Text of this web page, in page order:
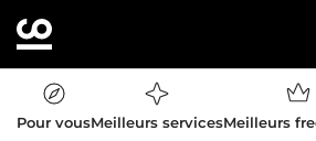
Pour vousMeilleurs servicesMeilleurs